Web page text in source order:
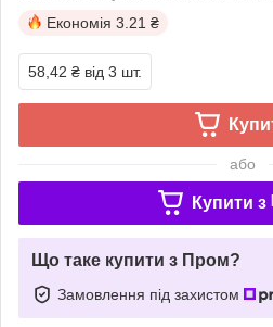
Економія 3.21 ₴
58,42 ₴ від 3 шт.
або
Купити з
Що таке купити з Пром?
Замовлення під захистом